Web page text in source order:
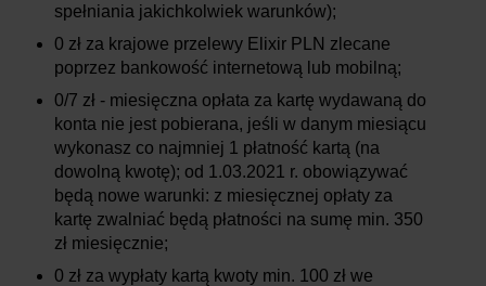
spełniania jakichkolwiek warunków);
0 zł za krajowe przelewy Elixir PLN zlecane
poprzez bankowość internetową lub mobilną;
0/7 zł - miesięczna opłata za kartę wydawaną do
konta nie jest pobierana, jeśli w danym miesiącu
wykonasz co najmniej 1 płatność kartą (na
dowolną kwotę); od 1.03.2021 r. obowiązywać
będą nowe warunki: z miesięcznej opłaty za
kartę zwalniać będą płatności na sumę min. 350
zł miesięcznie;
0 zł za wypłaty kartą kwoty min. 100 zł we